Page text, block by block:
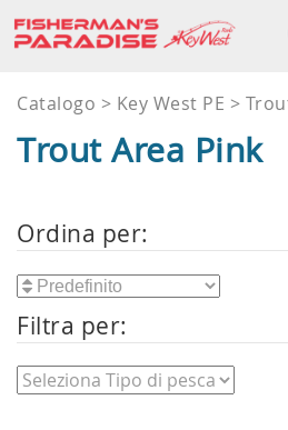
Catalogo Key West PE
Trout Area Pink
Ordina per:
Filtra per: